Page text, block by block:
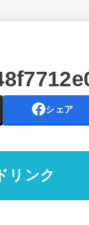
シェア
リンク